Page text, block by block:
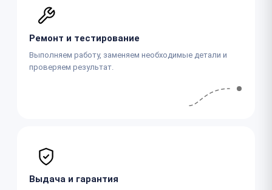
Ремонт и тестирование
Выполняем работу, заменяем необходимые детали и
проверяем результат.
Выдача и гарантия